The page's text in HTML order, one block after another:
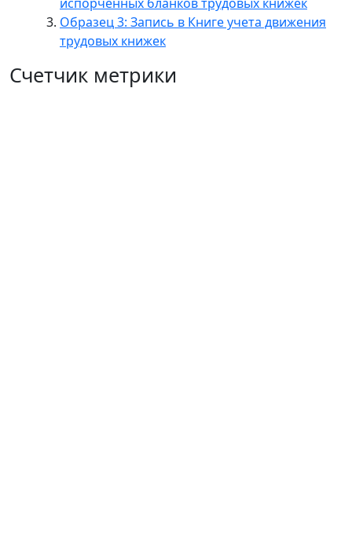
Образец 3: Запись в Книге учета движения
трудовых книжек
Счетчик метрики